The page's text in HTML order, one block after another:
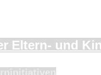
Eltern- und